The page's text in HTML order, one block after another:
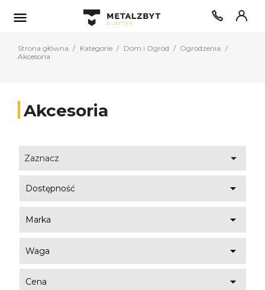

Strona główna Kategorie Dom i Ogród
Ogrodzenia
Akcesoria
Akcesoria
Zaznacz 
Dostępność 
Marka 
Waga 
Cena 